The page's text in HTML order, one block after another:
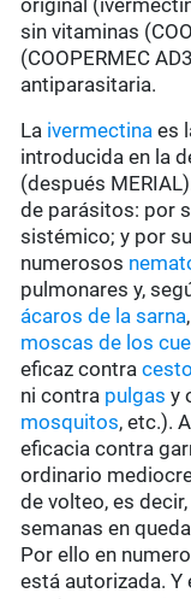
original
sin vitaminas
(COOPERMEC
antiparasitaria.
La ivermectina es
introducida en la
(después
de parásitos: por
sistémico; y por
numerosos
pulmonares y,
ácaros de la sarna,
moscas de los
eficaz contra
ni contra pulgas y
mosquitos, etc.).
eficacia contra
ordinario
de volteo, es
semanas en
Por ello en
está autorizada.